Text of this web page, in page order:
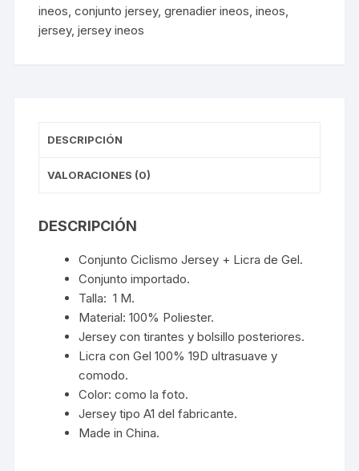
ineos,conjunto jersey,grenadier ineos,ineos,
jersey,jersey ineos
DESCRIPCIÓN
VALORACIONES (0)
DESCRIPCIÓN
Conjunto Ciclismo Jersey + Licra de Gel.
Conjunto importado.
Talla: 1 M.
Material: 100% Poliester.
Jersey con tirantes y bolsillo posteriores.
Licra con Gel 100% 19D ultrasuave y
comodo.
Color: como la foto.
Jersey tipo A1 del fabricante.
Made in China.